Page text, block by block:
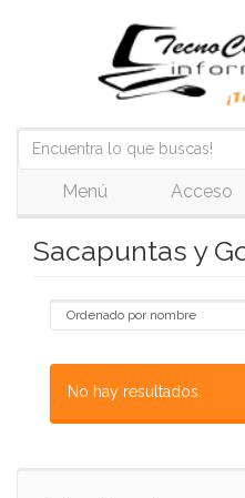
Menú Acceso
Sacapuntas y
No hay resultados.